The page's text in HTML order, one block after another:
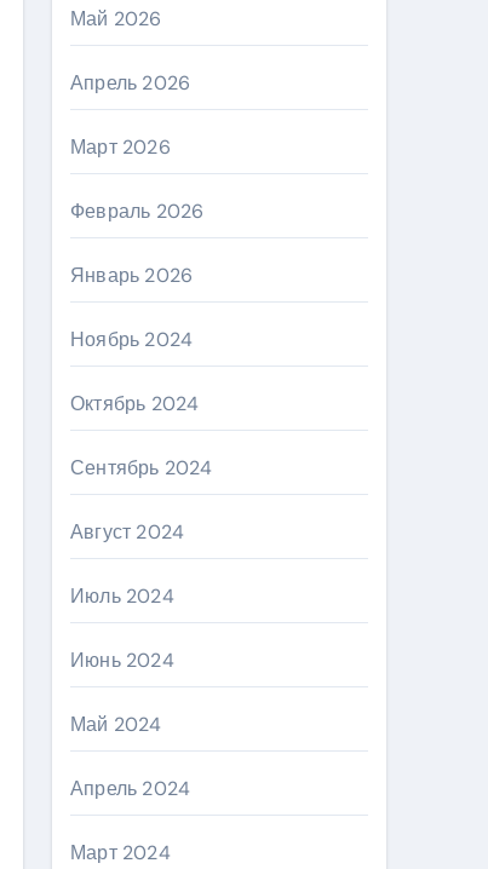
Май 2026
Апрель 2026
Март 2026
Февраль 2026
Январь 2026
Ноябрь 2024
Октябрь 2024
Сентябрь 2024
Август 2024
Июль 2024
Июнь 2024
Май 2024
Апрель 2024
Март 2024